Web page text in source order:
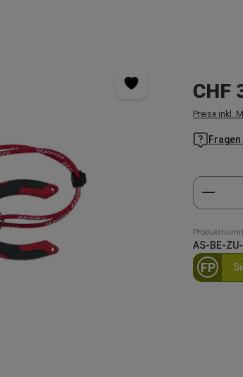
Regulärer
CHF
Preise inkl.
AS-BE-
FP